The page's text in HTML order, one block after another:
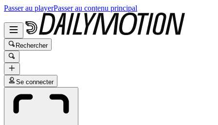
Passer au playerPasser au contenu principal
Rechercher
Se connecter